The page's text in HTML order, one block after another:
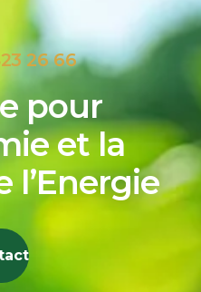
26 66
pour
et la
l’Energie